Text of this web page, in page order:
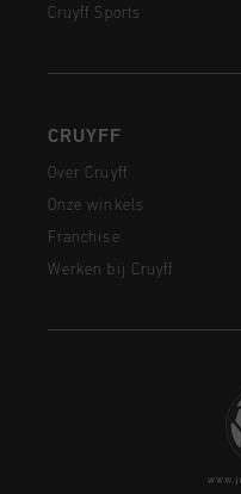
Cruyff Sports
CRUYFF
Over Cruyff
Onze winkels
Franchise
Werken bij Cruyff